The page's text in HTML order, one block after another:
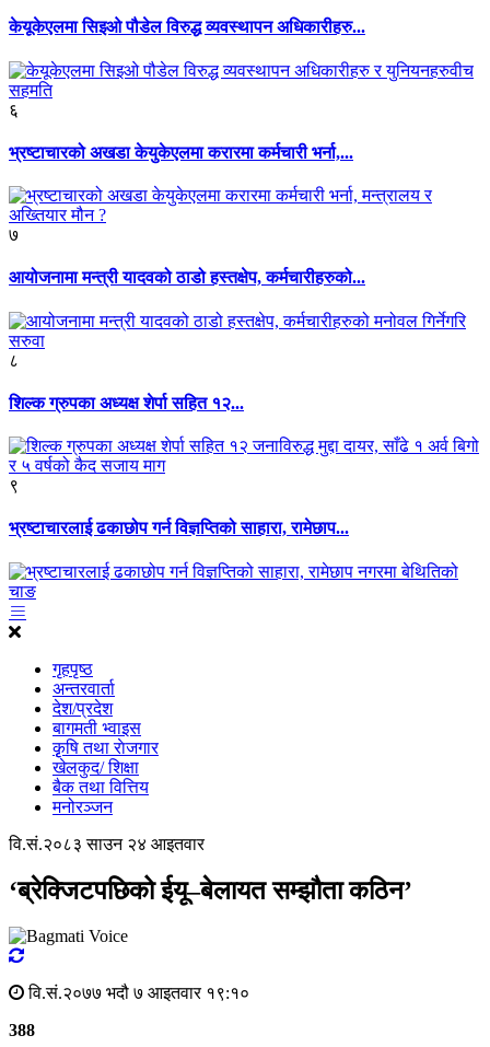
केयूकेएलमा सिइओ पौडेल विरुद्ध व्यवस्थापन अधिकारीहरु...
६
भ्रष्टाचारको अखडा केयुकेएलमा करारमा कर्मचारी भर्ना,...
७
आयोजनामा मन्त्री यादवको ठाडो हस्तक्षेप, कर्मचारीहरुको...
८
शिल्क ग्रुपका अध्यक्ष शेर्पा सहित १२...
९
भ्रष्टाचारलाई ढकाछोप गर्न विज्ञप्तिको साहारा, रामेछाप...
गृहपृष्ठ
अन्तरवार्ता
देश/प्रदेश
बागमती भ्वाइस
कृृषि तथा राेजगार
खेलकुद/ शिक्षा
बैक तथा वित्तिय
मनोरञ्जन
वि.सं.२०८३ साउन २४ आइतवार
‘ब्रेक्जिटपछिको ईयू–बेलायत सम्झौता कठिन’
वि.सं.२०७७ भदौ ७ आइतवार १९:१०
388